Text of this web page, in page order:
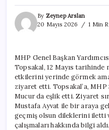
By Zeynep Arslan
20 Mayıs 2026
1 Min
MHP Genel Başkan
Topsakal, 12 Mayıs
etkilerini yerinde görmek
ziyaret etti. Topsakal’a, MHP
Mucur da eşlik etti. Ziyaret
Mustafa Ayvat ile bir araya
geçmiş olsun dileklerini iletti
çalışmaları hakkında bilgi aldı.